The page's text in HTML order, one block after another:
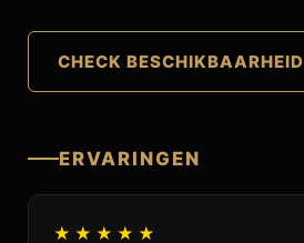
CHECK BESCHIKBAARHEID
ERVARINGEN
★★★★★